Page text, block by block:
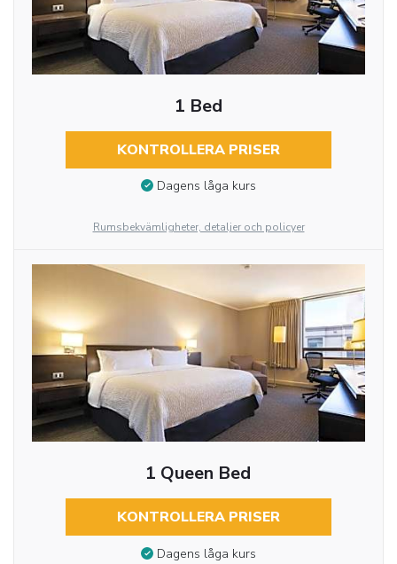
1 Bed
KONTROLLERA PRISER
Dagens låga kurs
Rumsbekvämligheter, detaljer och policyer
1 Queen Bed
KONTROLLERA PRISER
Dagens låga kurs